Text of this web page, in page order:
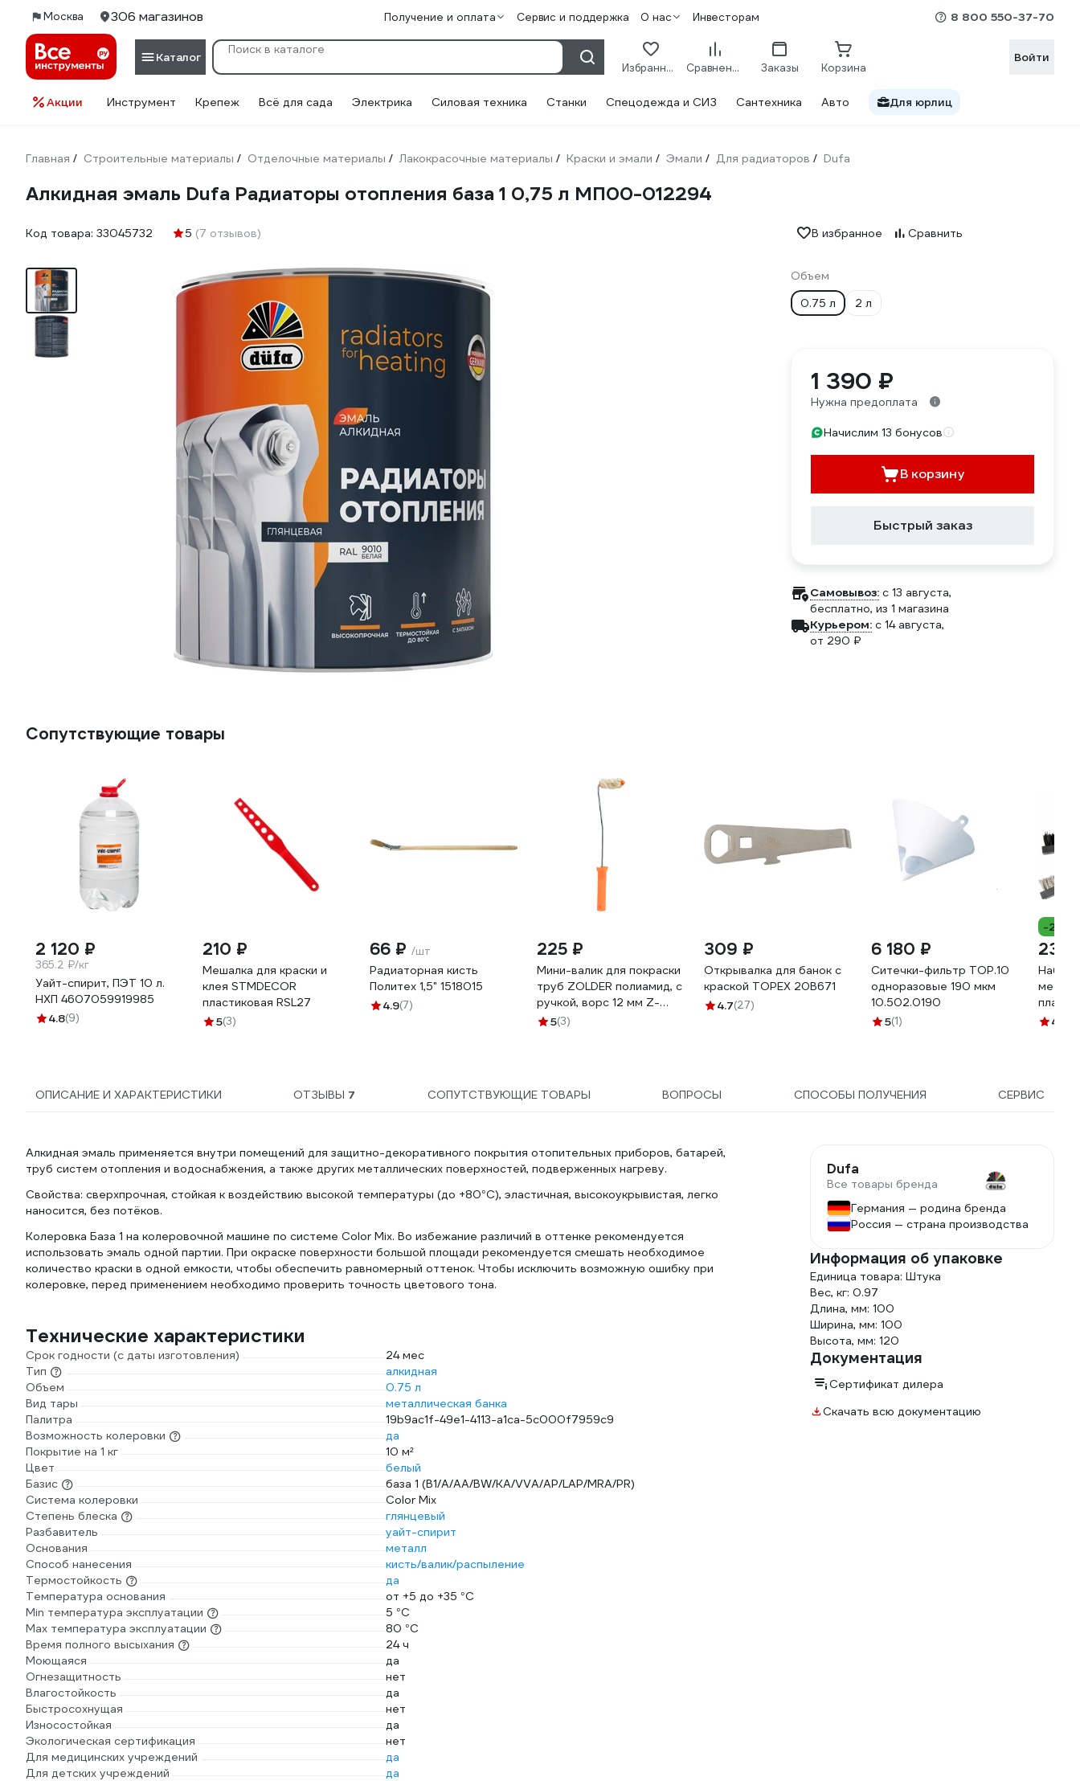
Москва 306 магазинов Получение и оплата Сервис и поддержка О нас Инвесторам 8 800 550-37-70
Каталог
Избранное Сравнение Заказы Корзина
Войти
Акции Инструмент Крепеж Всё для сада Электрика Силовая техника Станки Спецодежда и СИЗ Сантехника Авто Для юрлиц
Главная / Строительные материалы / Отделочные материалы / Лакокрасочные материалы / Краски и эмали / Эмали / Для радиаторов / Dufa
Алкидная эмаль Dufa Радиаторы отопления база 1 0,75 л МП00-012294
Код товара: 33045732 5 (7 отзывов) В избранное Сравнить
Объем
0.75 л
2 л
1 390 ₽
Нужна предоплата
Начислим 13 бонусов
В корзину
Быстрый заказ
Самовывоз: c 13 августа,
бесплатно, из 1 магазина
Курьером: c 14 августа,
от 290 ₽
Сопутствующие товары
2 120 ₽
365.2 ₽/кг
Уайт-спирит, ПЭТ 10 л.
НХП 4607059919985
4.8(9)
210 ₽
Мешалка для краски и
клея STMDECOR
пластиковая RSL27
5(3)
66 ₽ /шт
Радиаторная кисть
Политех 1,5" 1518015
4.9(7)
225 ₽
Мини-валик для покраски
труб ZOLDER полиамид, с
ручкой, ворс 12 мм Z-
105126 ЭК000135628
5(3)
309 ₽
Открывалка для банок с
краской TOPEX 20B671
4.7(27)
6 180 ₽
Ситечки-фильтр TOP.10
одноразовые 190 мкм
10.502.0190
5(1)
-25%
235
Набор
шт.)
4.7
ОПИСАНИЕ И ХАРАКТЕРИСТИКИ ОТЗЫВЫ 7 СОПУТСТВУЮЩИЕ ТОВАРЫ ВОПРОСЫ СПОСОБЫ ПОЛУЧЕНИЯ СЕРВИС
Алкидная эмаль применяется внутри помещений для защитно-декоративного покрытия отопительных приборов, батарей,
труб систем отопления и водоснабжения, а также других металлических поверхностей, подверженных нагреву.
Свойства: сверхпрочная, стойкая к воздействию высокой температуры (до +80°С), эластичная, высокоукрывистая, легко
наносится, без потёков.
Колеровка База 1 на колеровочной машине по системе Color Mix. Во избежание различий в оттенке рекомендуется
использовать эмаль одной партии. При окраске поверхности большой площади рекомендуется смешать необходимое
количество краски в одной емкости, чтобы обеспечить равномерный оттенок. Чтобы исключить возможную ошибку при
колеровке, перед применением необходимо проверить точность цветового тона.
Технические характеристики
Срок годности (с даты изготовления)
24 мес
Тип
алкидная
Объем
0.75 л
Вид тары
металлическая банка
Палитра
19b9ac1f-49e1-4113-a1ca-5c000f7959c9
Возможность колеровки
да
Покрытие на 1 кг
10 м²
Цвет
белый
Базис
база 1 (B1/A/AA/BW/KA/VVA/AP/LAP/MRA/PR)
Система колеровки
Color Mix
Степень блеска
глянцевый
Разбавитель
уайт-спирит
Основания
металл
Способ нанесения
кисть/валик/распыление
Термостойкость
да
Температура основания
от +5 до +35 °С
Min температура эксплуатации
5 °С
Max температура эксплуатации
80 °С
Время полного высыхания
24 ч
Моющаяся
да
Огнезащитность
нет
Влагостойкость
да
Быстросохнущая
нет
Износостойкая
да
Экологическая сертификация
нет
Для медицинских учреждений
да
Для детских учреждений
да
Dufa
Все товары бренда
Германия — родина бренда
Россия — страна производства
Информация об упаковке
Единица товара: Штука
Вес, кг: 0.97
Длина, мм: 100
Ширина, мм: 100
Высота, мм: 120
Документация
Сертификат дилера
Скачать всю документацию